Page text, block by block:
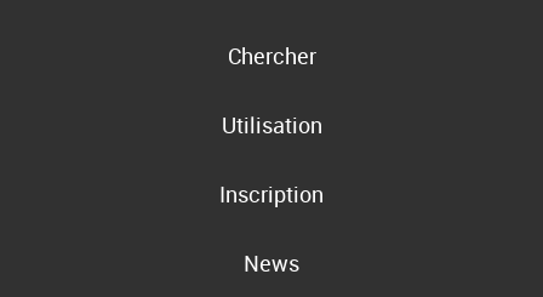
Chercher
Utilisation
Inscription
News